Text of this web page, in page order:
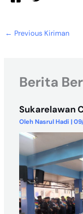
← Previous Kiriman
Berita
Sukarelawan
Oleh Nasrul Hadi |